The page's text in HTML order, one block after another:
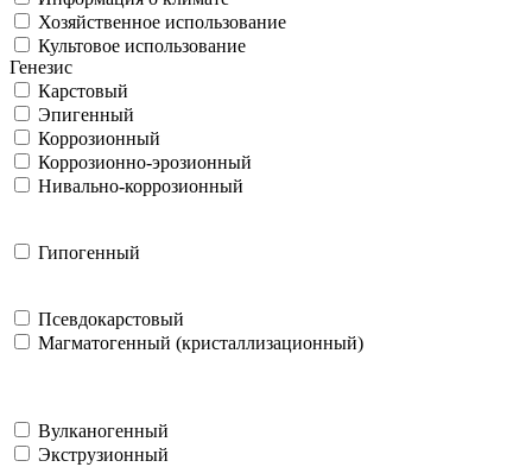
Хозяйственное использование
Культовое использование
Генезис
Карстовый
Эпигенный
Коррозионный
Коррозионно-эрозионный
Нивально-коррозионный
Гипогенный
Псевдокарстовый
Магматогенный (кристаллизационный)
Вулканогенный
Экструзионный